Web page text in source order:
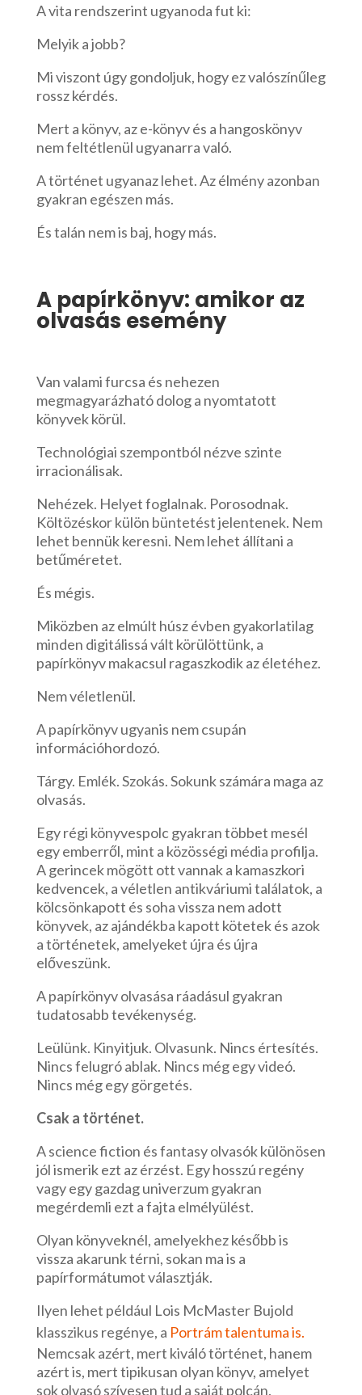
A vita rendszerint ugyanoda fut ki:
Melyik a jobb?
Mi viszont úgy gondoljuk, hogy ez valószínűleg
rossz kérdés.
Mert a könyv, az e-könyv és a hangoskönyv
nem feltétlenül ugyanarra való.
A történet ugyanaz lehet. Az élmény azonban
gyakran egészen más.
És talán nem is baj, hogy más.
A papírkönyv: amikor az
olvasás esemény
Van valami furcsa és nehezen
megmagyarázható dolog a nyomtatott
könyvek körül.
Technológiai szempontból nézve szinte
irracionálisak.
Nehézek. Helyet foglalnak. Porosodnak.
Költözéskor külön büntetést jelentenek. Nem
lehet bennük keresni. Nem lehet állítani a
betűméretet.
És mégis.
Miközben az elmúlt húsz évben gyakorlatilag
minden digitálissá vált körülöttünk, a
papírkönyv makacsul ragaszkodik az életéhez.
Nem véletlenül.
A papírkönyv ugyanis nem csupán
információhordozó.
Tárgy. Emlék. Szokás. Sokunk számára maga az
olvasás.
Egy régi könyvespolc gyakran többet mesél
egy emberről, mint a közösségi média profilja.
A gerincek mögött ott vannak a kamaszkori
kedvencek, a véletlen antikváriumi találatok, a
kölcsönkapott és soha vissza nem adott
könyvek, az ajándékba kapott kötetek és azok
a történetek, amelyeket újra és újra
előveszünk.
A papírkönyv olvasása ráadásul gyakran
tudatosabb tevékenység.
Leülünk. Kinyitjuk. Olvasunk. Nincs értesítés.
Nincs felugró ablak. Nincs még egy videó.
Nincs még egy görgetés.
Csak a történet.
A science fiction és fantasy olvasók különösen
jól ismerik ezt az érzést. Egy hosszú regény
vagy egy gazdag univerzum gyakran
megérdemli ezt a fajta elmélyülést.
Olyan könyveknél, amelyekhez később is
vissza akarunk térni, sokan ma is a
papírformátumot választják.
Ilyen lehet például Lois McMaster Bujold
klasszikus regénye, a Portrám talentuma is.
Nemcsak azért, mert kiváló történet, hanem
azért is, mert tipikusan olyan könyv, amelyet
sok olvasó szívesen tud a saját polcán.